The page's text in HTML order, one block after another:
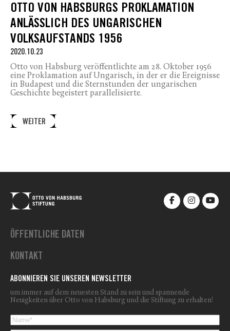
OTTO VON HABSBURGS PROKLAMATION
ANLÄSSLICH DES UNGARISCHEN
VOLKSAUFSTANDS 1956
2020.10.23
Otto von Habsburg veröffentlichte am 28. Oktober 1956
eine Proklamation auf Ungarisch, in der er die Ereignisse
in Budapest und die Sternstunden der ungarischen
Geschichte begeistert parallelisierte.
WEITER
ÖFFENTLICHE DATEN
KONTAKT
ABONNIEREN SIE UNSEREN NEWSLETTER
um immer auf dem neuesten Stand zu sein und spannende
Neuigkeiten über Otto von Habsburg und die Stiftung zu erhalten!